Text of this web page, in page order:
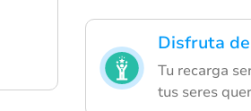
Disfruta
Tu recarga
tus seres